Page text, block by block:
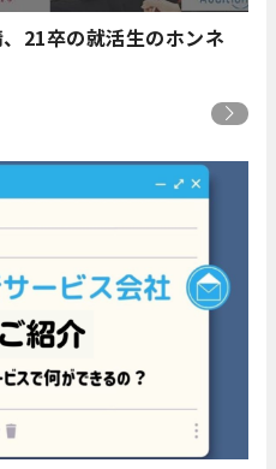
21卒の就活生のホンネ